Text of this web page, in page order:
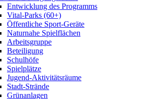
Entwicklung des Programms
Vital-Parks (60+)
Öffentliche Sport-Geräte
Naturnahe Spielflächen
Arbeitsgruppe
Beteiligung
Schulhöfe
Spielplätze
Jugend-Aktivitätsräume
Stadt-Strände
Grünanlagen